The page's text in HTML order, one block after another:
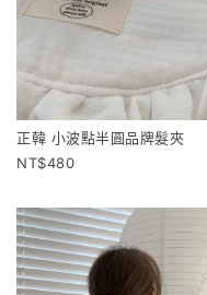
正韓 小波點半圓品牌髮夾
480